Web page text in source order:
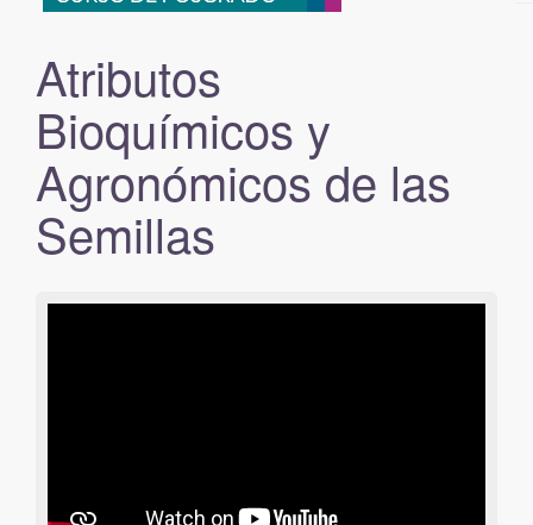
Atributos
Bioquímicos y
Agronómicos de las
Semillas